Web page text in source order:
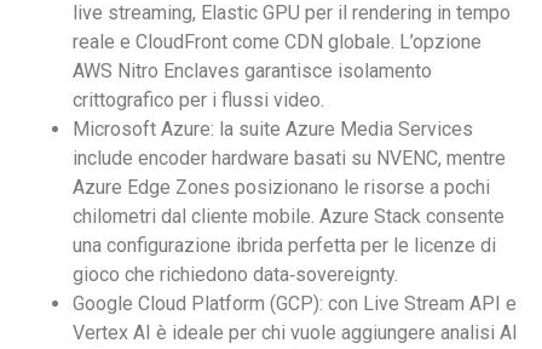
live streaming, Elastic GPU per il rendering in tempo
reale e CloudFront come CDN globale. L’opzione
AWS Nitro Enclaves garantisce isolamento
crittografico per i flussi video.
Microsoft Azure: la suite Azure Media Services
include encoder hardware basati su NVENC, mentre
Azure Edge Zones posizionano le risorse a pochi
chilometri dal cliente mobile. Azure Stack consente
una configurazione ibrida perfetta per le licenze di
gioco che richiedono data‑sovereignty.
Google Cloud Platform (GCP): con Live Stream API e
Vertex AI è ideale per chi vuole aggiungere analisi AI